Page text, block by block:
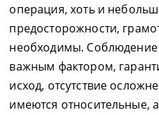
операция, хоть и
предосторожности,
необходимы. Соблюдение
важным фактором,
исход, отсутствие
имеются относительные,